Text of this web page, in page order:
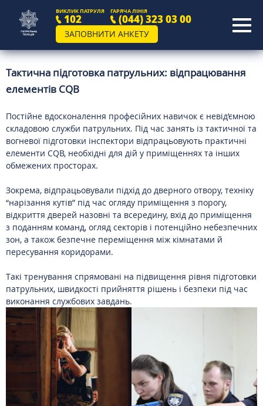
ВИКЛИК ПАТРУЛЯ
102
ГАРЯЧА ЛІНІЯ
(044) 323 03 00
ЗАПОВНИТИ АНКЕТУ
Тактична підготовка патрульних: відпрацювання
елементів CQB
Постійне вдосконалення професійних навичок є невід’ємною
складовою служби патрульних. Під час занять із тактичної та
вогневої підготовки інспектори відпрацьовують практичні
елементи CQB, необхідні для дій у приміщеннях та інших
обмежених просторах.
Зокрема, відпрацьовували підхід до дверного отвору, техніку
“нарізання кутів” під час огляду приміщення з порогу,
відкриття дверей назовні та всередину, вхід до приміщення
з поданням команд, огляд секторів і потенційно небезпечних
зон, а також безпечне переміщення між кімнатами й
пересування коридорами.
Такі тренування спрямовані на підвищення рівня підготовки
патрульних, швидкості прийняття рішень і безпеки під час
виконання службових завдань.